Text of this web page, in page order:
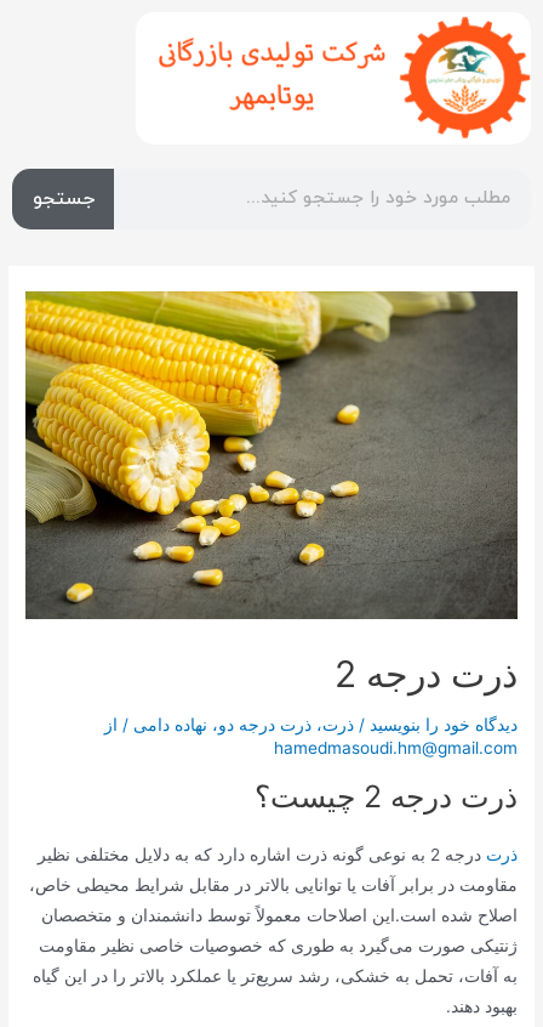
جستجو
ذرت درجه 2
دیدگاه‌ خود را بنویسید /ذرت،ذرت درجه دو، نهاده دامی / از
hamedmasoudi.hm@gmail.com
ذرت درجه 2 چیست؟
ذرت
درجه 2 به نوعی گونه ذرت اشاره دارد که به دلایل مختلفی نظیر
مقاومت در برابر آفات یا توانایی بالاتر در مقابل شرایط محیطی خاص،
اصلاح شده است.این اصلاحات معمولاً توسط دانشمندان و متخصصان
ژنتیکی صورت می‌گیرد به طوری که خصوصیات خاصی نظیر مقاومت
به آفات، تحمل به خشکی، رشد سریع‌تر یا عملکرد بالاتر را در این گیاه
بهبود دهند.